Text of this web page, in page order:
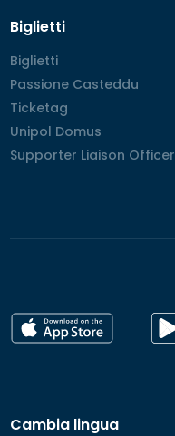
Biglietti
Biglietti
Biglietti
Passione Casteddu
Passione Casteddu
Ticketag
Ticketag
Unipol Domus
Unipol Domus
Supporter Liaison Officer
Supporter Liaison Officer
Cambia lingua